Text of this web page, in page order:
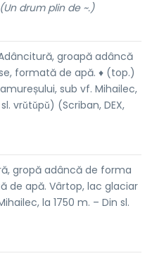
(Un drum plin de ~.)
groapă adâncă
formată de apă. ♦ (top.)
sub vf. Mihailec,
vrǔtǔpǔ) (Scriban, DEX,
gropă adâncă de forma
de apă. Vârtop, lac glaciar
la 1750 m. – Din sl.